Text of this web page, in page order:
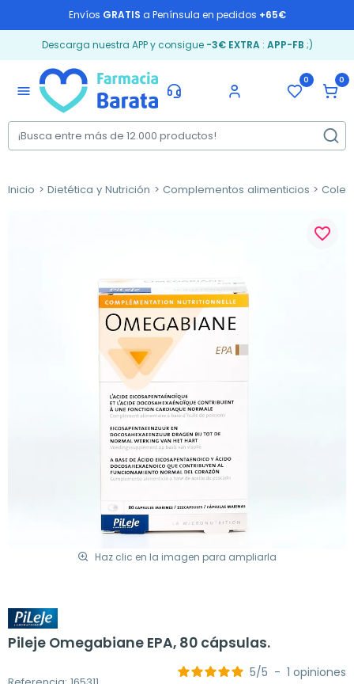
Envíos GRATIS a Península en pedidos +65€
Descarga nuestra APP y consigue -3€ EXTRA: APP-FB ;)
menu
0 0
Inicio Dietética y Nutrición Complementos alimenticios
Haz clic en la imagen para ampliarla
favorite_border
Pileje Omegabiane EPA, 80 cápsulas.
5/5 - 1 opiniones